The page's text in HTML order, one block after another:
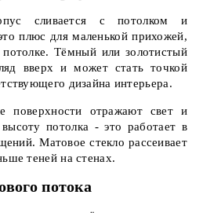
сливается с потолком и
плюс для маленькой прихожей,
Тёмный или золотистый
вверх и может стать точкой
дизайна интерьера.
поверхности отражают свет и
потолка - это работает в
Матовое стекло рассеивает
теней на стенах.
потока